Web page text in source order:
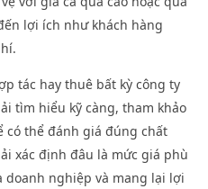
lợi ích như khách hàng
tác hay thuê bất kỳ công ty
tìm hiểu kỹ càng, tham khảo
có thể đánh giá đúng chất
xác định đâu là mức giá phù
nghiệp và mang lại lợi